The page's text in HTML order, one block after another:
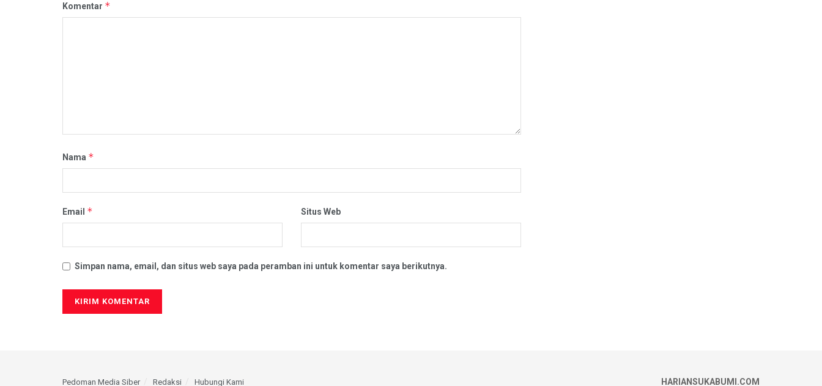
Komentar *
Nama *
Email * Situs Web
Simpan nama, email, dan situs web saya pada peramban ini untuk komentar saya berikutnya.
Pedoman Media Siber Redaksi Hubungi Kami HARIANSUKABUMI.COM